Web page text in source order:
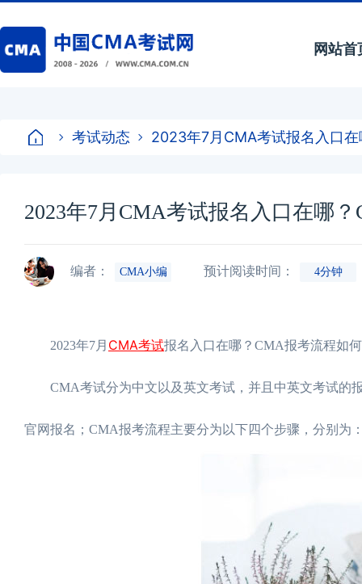
网站首
考试动态 2023年7月CMA考试报名入口
2023年7月CMA考试报名入口在哪
编者： CMA小编 预计阅读时间： 4分钟
2023年7月 CMA考试报名入口在哪？CMA报考流程如
CMA考试分为中文以及英文考试，并且中英文考试的
官网报名；CMA报考流程主要分为以下四个步骤，分别为